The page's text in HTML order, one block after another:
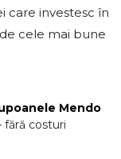
care investesc în
cele mai bune
Mendo
fără costuri